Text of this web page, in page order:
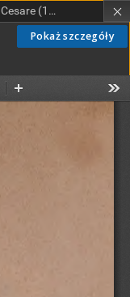
Pokaż szczegóły
Mattei, Cesare (1809-1896)